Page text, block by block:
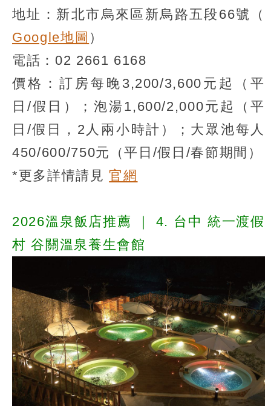
地址：新北市烏來區新烏路五段66號（
Google地圖 ）
電話：02 2661 6168
價格：訂房每晚3,200/3,600元起（平
日/假日）；泡湯1,600/2,000元起（平
日/假日，2人兩小時計）；大眾池每人
450/600/750元（平日/假日/春節期間）
*更多詳情請見官網
2026溫泉飯店推薦 ｜
4. 台中 統一渡假
村 谷關溫泉養生會館